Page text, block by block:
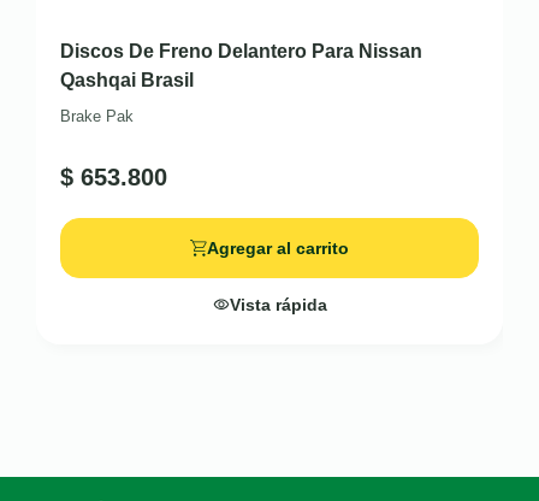
Discos De Freno Delantero Para Nissan
Qashqai Brasil
Brake Pak
$ 653.800
Agregar al carrito
Vista rápida